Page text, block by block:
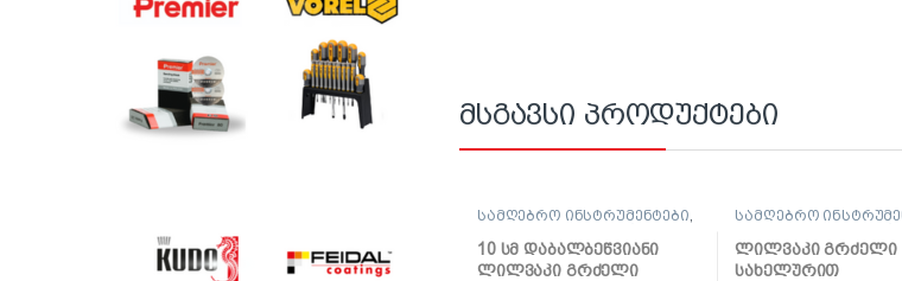
მსგავსი პროდუქტები
სამღებრო ინსტრუმენტები,
10 სმ დაბალბეწვიანი
ლილვაკი გრძელი
სამღებრო
ლილვაკი გრძელი
სახელურით